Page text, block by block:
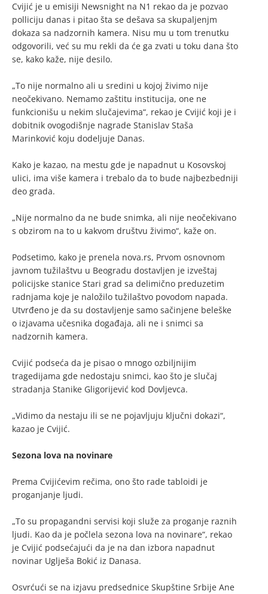
Cvijić je u emisiji Newsnight na N1 rekao da je pozvao
polliciju danas i pitao šta se dešava sa skupaljenjm
dokaza sa nadzornih kamera. Nisu mu u tom trenutku
odgovorili, već su mu rekli da će ga zvati u toku dana što
se, kako kaže, nije desilo.
„To nije normalno ali u sredini u kojoj živimo nije
neočekivano. Nemamo zaštitu institucija, one ne
funkcionišu u nekim slučajevima“, rekao je Cvijić koji je i
dobitnik ovogodišnje nagrade Stanislav Staša
Marinković koju dodeljuje Danas.
Kako je kazao, na mestu gde je napadnut u Kosovskoj
ulici, ima više kamera i trebalo da to bude najbezbedniji
deo grada.
„Nije normalno da ne bude snimka, ali nije neočekivano
s obzirom na to u kakvom društvu živimo“, kaže on.
Podsetimo, kako je prenela nova.rs, Prvom osnovnom
javnom tužilaštvu u Beogradu dostavljen je izveštaj
policijske stanice Stari grad sa delimično preduzetim
radnjama koje je naložilo tužilaštvo povodom napada.
Utvrđeno je da su dostavljenje samo sačinjene beleške
o izjavama učesnika događaja, ali ne i snimci sa
nadzornih kamera.
Cvijić podseća da je pisao o mnogo ozbiljnijim
tragedijama gde nedostaju snimci, kao što je slučaj
stradanja Stanike Gligorijević kod Dovljevca.
„Vidimo da nestaju ili se ne pojavljuju ključni dokazi“,
kazao je Cvijić.
Sezona lova na novinare
Prema Cvijićevim rečima, ono što rade tabloidi je
proganjanje ljudi.
„To su propagandni servisi koji služe za proganje raznih
ljudi. Kao da je počlela sezona lova na novinare“, rekao
je Cvijić podsećajući da je na dan izbora napadnut
novinar Uglješa Bokić iz Danasa.
Osvrćući se na izjavu predsednice Skupštine Srbije Ane